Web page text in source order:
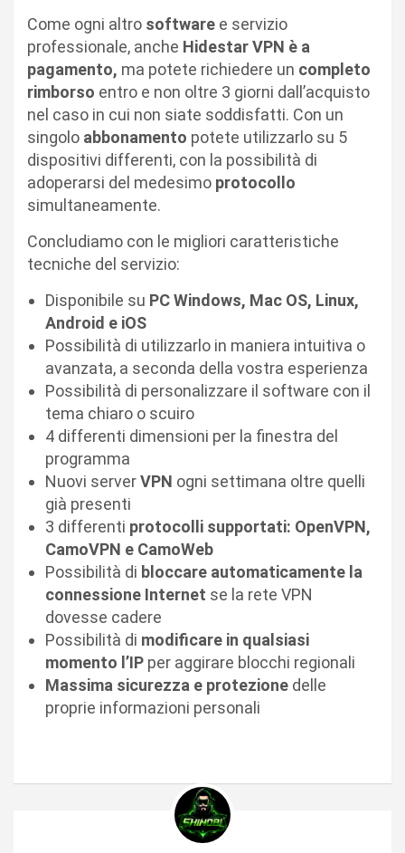
Come ogni altro software e servizio
professionale, anche Hidestar VPN è a
pagamento, ma potete richiedere un completo
rimborso entro e non oltre 3 giorni dall’acquisto
nel caso in cui non siate soddisfatti. Con un
singolo abbonamento potete utilizzarlo su 5
dispositivi differenti, con la possibilità di
adoperarsi del medesimo protocollo
simultaneamente.
Concludiamo con le migliori caratteristiche
tecniche del servizio:
Disponibile su PC Windows, Mac OS, Linux,
Android e iOS
Possibilità di utilizzarlo in maniera intuitiva o
avanzata, a seconda della vostra esperienza
Possibilità di personalizzare il software con il
tema chiaro o scuiro
4 differenti dimensioni per la finestra del
programma
Nuovi serverVPN ogni settimana oltre quelli
già presenti
3 differenti protocolli supportati: OpenVPN,
CamoVPN e CamoWeb
Possibilità di bloccare automaticamente la
connessione Internet se la rete VPN
dovesse cadere
Possibilità di modificare in qualsiasi
momento l’IP per aggirare blocchi regionali
Massima sicurezza e protezione delle
proprie informazioni personali